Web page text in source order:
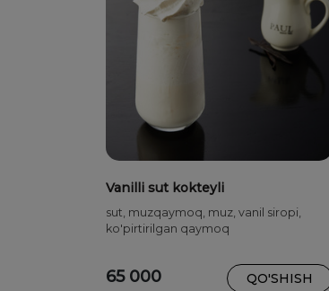
Vanilli sut kokteyli
sut, muzqaymoq, muz, vanil siropi,
ko'pirtirilgan qaymoq
65 000 QO'SHISH